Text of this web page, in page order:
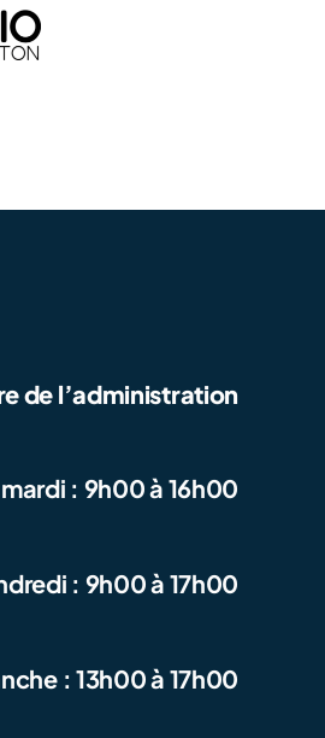
de l’administration
: 9h00 à 16h00
: 9h00 à 17h00
: 13h00 à 17h00